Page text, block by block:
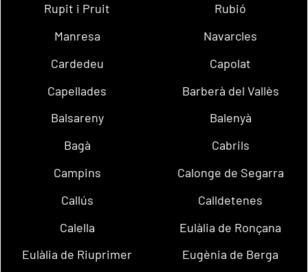
Rupit i Pruit
Rubió
Manresa
Navarcles
Cardedeu
Capolat
Capellades
Barberà del Vallès
Balsareny
Balenyà
Bagà
Cabrils
Campins
Calonge de Segarra
Callús
Calldetenes
Calella
Eulàlia de Ronçana
Eulàlia de Riuprimer
Eugènia de Berga